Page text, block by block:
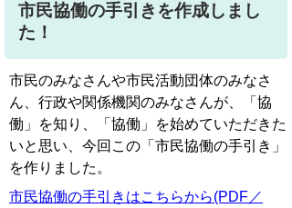
市民協働の手引きを作成しまし
た！
市民のみなさんや市民活動団体のみなさ
ん、行政や関係機関のみなさんが、「協
働」を知り、「協働」を始めていただきた
いと思い、今回この「市民協働の手引き」
を作りました。
市民協働の手引きはこちらから(PDF／